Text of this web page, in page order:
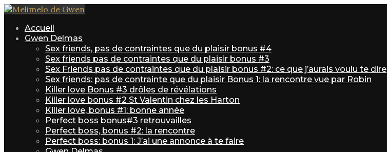
Accueil
Gwen Delmas
Sex friends, pas de contraintes que du plaisir bonus #4
Sex friends pas de contraintes que du plaisir bonus #3
Sex Friends pas de contraintes que du plaisir bonus #2: ce que j’aurais voulu te dire
Sex friends: pas de contrainte que du plaisir Bonus 1: la rencontre vue par Robin
Killer love Bonus #3 drôles de révélations
Killer love bonus #2 St Valentin chez les Harton
Killer love, bonus #1: bonne année
Perfect boss bonus#3 retrouvailles
Perfect boss, bonus #2: la rencontre
Perfect boss: bonus 1: J’ai une annonce à te faire